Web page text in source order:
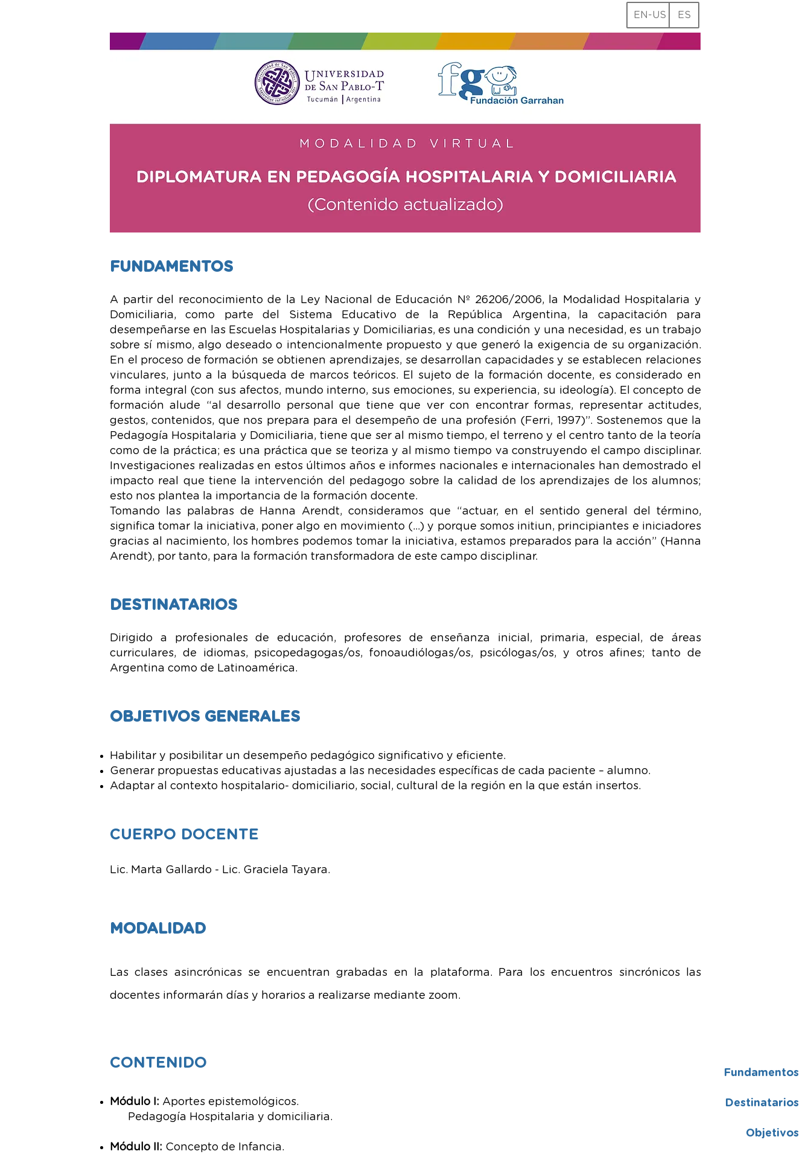
EN-US ES
Fundamentos
Destinatarios
Objetivos
FUNDAMENTOS
A partir del reconocimiento de la Ley Nacional de Educación Nº 26206/2006, la Modalidad Hospitalaria y
Domiciliaria, como parte del Sistema Educativo de la República Argentina, la capacitación para
desempeñarse en las Escuelas Hospitalarias y Domiciliarias, es una condición y una necesidad, es un trabajo
sobre sí mismo, algo deseado o intencionalmente propuesto y que generó la exigencia de su organización.
En el proceso de formación se obtienen aprendizajes, se desarrollan capacidades y se establecen relaciones
vinculares, junto a la búsqueda de marcos teóricos. El sujeto de la formación docente, es considerado en
forma integral (con sus afectos, mundo interno, sus emociones, su experiencia, su ideología). El concepto de
formación alude “al desarrollo personal que tiene que ver con encontrar formas, representar actitudes,
gestos, contenidos, que nos prepara para el desempeño de una profesión (Ferri, 1997)”. Sostenemos que la
Pedagogía Hospitalaria y Domiciliaria, tiene que ser al mismo tiempo, el terreno y el centro tanto de la teoría
como de la práctica; es una práctica que se teoriza y al mismo tiempo va construyendo el campo disciplinar.
Investigaciones realizadas en estos últimos años e informes nacionales e internacionales han demostrado el
impacto real que tiene la intervención del pedagogo sobre la calidad de los aprendizajes de los alumnos;
esto nos plantea la importancia de la formación docente.
Tomando las palabras de Hanna Arendt, consideramos que “actuar, en el sentido general del término,
significa tomar la iniciativa, poner algo en movimiento (…) y porque somos initiun, principiantes e iniciadores
gracias al nacimiento, los hombres podemos tomar la iniciativa, estamos preparados para la acción” (Hanna
Arendt), por tanto, para la formación transformadora de este campo disciplinar.
DESTINATARIOS
Dirigido a profesionales de educación, profesores de enseñanza inicial, primaria, especial, de áreas
curriculares, de idiomas, psicopedagogas/os, fonoaudiólogas/os, psicólogas/os, y otros afines; tanto de
Argentina como de Latinoamérica.
OBJETIVOS GENERALES
Habilitar y posibilitar un desempeño pedagógico significativo y eficiente.
Generar propuestas educativas ajustadas a las necesidades específicas de cada paciente – alumno.
Adaptar al contexto hospitalario- domiciliario, social, cultural de la región en la que están insertos.
CUERPO DOCENTE
Lic. Marta Gallardo - Lic. Graciela Tayara.
MODALIDAD
Las clases asincrónicas se encuentran grabadas en la plataforma. Para los encuentros sincrónicos las
docentes informarán días y horarios a realizarse mediante zoom.
CONTENIDO
Módulo I: Aportes epistemológicos.
Pedagogía Hospitalaria y domiciliaria.
Módulo II: Concepto de Infancia.